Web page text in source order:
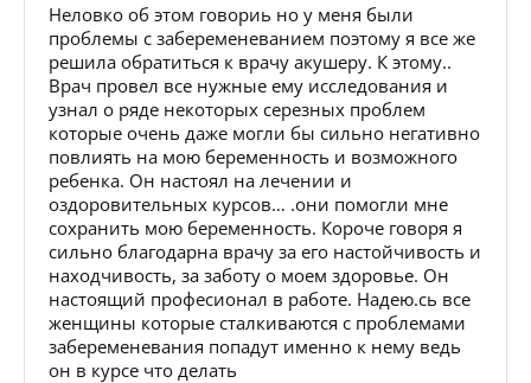
Неловко об этом говориь но у меня были
проблемы с забеременеванием поэтому я все же
решила обратиться к врачу акушеру. К этому..
Врач провел все нужные ему исследования и
узнал о ряде некоторых серезных проблем
которые очень даже могли бы сильно негативно
повлиять на мою беременность и возможного
ребенка. Он настоял на лечении и
оздоровительных курсов… .они помогли мне
сохранить мою беременность. Короче говоря я
сильно благодарна врачу за его настойчивость и
находчивость, за заботу о моем здоровье. Он
настоящий професионал в работе. Надею.сь все
женщины которые сталкиваются с проблемами
забеременевания попадут именно к нему ведь
он в курсе что делать